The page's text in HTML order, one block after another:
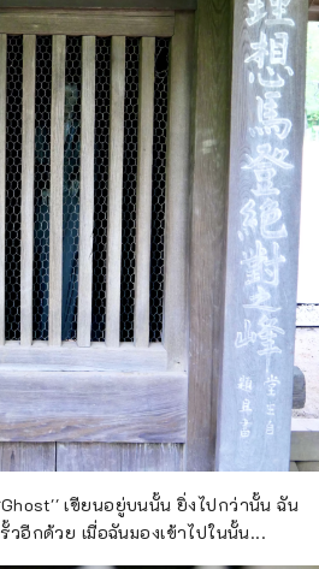
เขียนอยู่บนนั้น ยิ่งไปกว่านั้น ฉัน
วอีกด้วย เมื่อฉันมองเข้าไปในนั้น...